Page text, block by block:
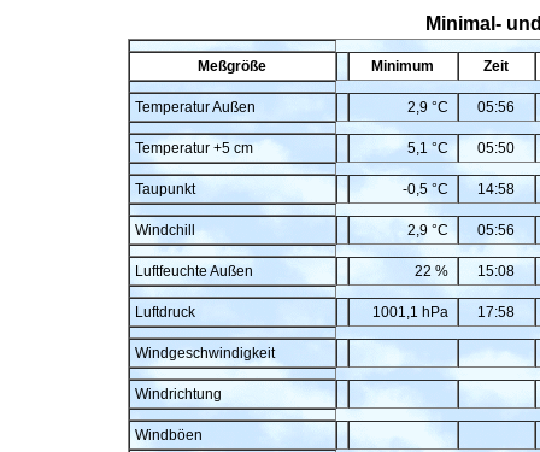
Minimal-
Meßgröße Minimum Zeit
Temperatur Außen 2,9 °C 05:56
Temperatur +5 cm 5,1 °C 05:50
Taupunkt -0,5 °C 14:58
Windchill 2,9 °C 05:56
Luftfeuchte Außen 22 % 15:08
Luftdruck 1001,1 hPa 17:58
Windgeschwindigkeit
Windrichtung
Windböen